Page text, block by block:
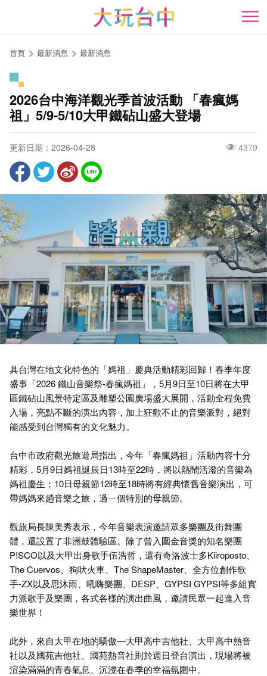
開
首頁 最新消息 最新消息
2026台中海洋觀光季首波活動 「春瘋媽
祖」5/9-5/10大甲鐵砧山盛大登場
更新日期：2026-04-28 4379
具台灣在地文化特色的「媽祖」慶典活動精彩回歸！春季年度
盛事「2026 鐵山音樂祭-春瘋媽祖」，5月9日至10日將在大甲
區鐵砧山風景特定區及雕塑公園廣場盛大展開，活動全程免費
入場，亮點不斷的演出內容，加上狂歡不止的音樂派對，絕對
能感受到台灣獨有的文化魅力。
台中市政府觀光旅遊局指出，今年「春瘋媽祖」活動內容十分
精彩，5月9日媽祖誕辰日13時至22時，將以熱鬧活潑的音樂為
媽祖慶生；10日母親節12時至18時將有經典懷舊音樂演出，可
帶媽媽來趟音樂之旅，過ㄧ個特別的母親節。
觀旅局長陳美秀表示，今年音樂表演邀請眾多樂團及街舞團
體，還設置了非洲鼓體驗區。除了曾入圍金音獎的知名樂團
P!SCO以及大甲出身歌手伍浩哲，還有奇洛波士多Kiiroposto、
The Cuervos、狗吠火車、The ShapeMaster、全方位創作歌
手-ZX以及思沐雨、吼嗨樂團、DESP、GYPSI GYPSI等多組實
力派歌手及樂團，各式各樣的演出曲風，邀請民眾一起進入音
樂世界！
此外，來自大甲在地的驕傲—大甲高中吉他社、大甲高中熱音
社以及國苑吉他社、國苑熱音社則於週日登台演出，現場將被
渲染滿滿的青春氣息、沉浸在春季的幸福氛圍中。